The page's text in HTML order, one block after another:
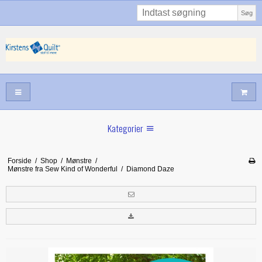
Søg
Kategorier
Juni nyt
Forside / Shop / Mønstre /
Mønstre fra Sew Kind of Wonderful
/ Diamond Daze